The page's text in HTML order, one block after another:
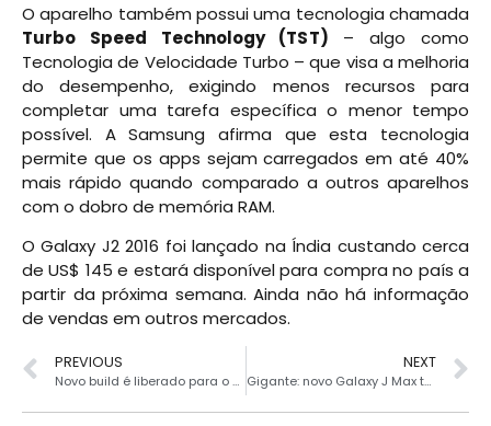
O aparelho também possui uma tecnologia chamada
Turbo Speed Technology (TST) – algo como
Tecnologia de Velocidade Turbo – que visa a melhoria
do desempenho, exigindo menos recursos para
completar uma tarefa específica o menor tempo
possível. A Samsung afirma que esta tecnologia
permite que os apps sejam carregados em até 40%
mais rápido quando comparado a outros aparelhos
com o dobro de memória RAM.
O Galaxy J2 2016 foi lançado na Índia custando cerca
de US$ 145 e estará disponível para compra no país a
partir da próxima semana. Ainda não há informação
de vendas em outros mercados.
PREVIOUS
Novo build é liberado para o Windows 10 Insider
NEXT
Gigante: novo Galaxy J Max tem display de 7″